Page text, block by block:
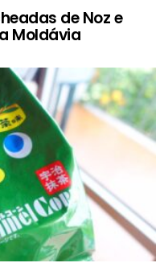
de Noz e
Moldávia